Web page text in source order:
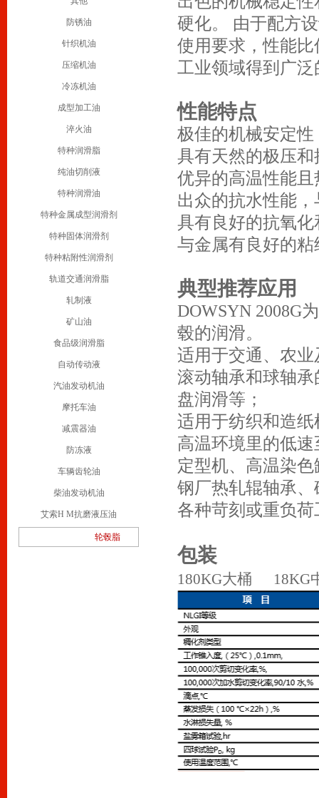
防锈油
针织机油
压缩机油
冷冻机油
成型加工油
淬火油
特种润滑脂
纯油切削液
特种润滑油
特种金属成型润滑剂
特种固体润滑剂
特种粘附性润滑剂
轨道交通润滑脂
轧制液
矿山油
食品级润滑脂
自动传动液
汽油发动机油
摩托车油
减震器油
防冻液
车辆齿轮油
柴油发动机油
艾索H M抗磨液压油
轮毂脂
硬化。 由于配方
使用要求，性能
工业领域得到广
性能特点
极佳的机械安定
具有天然的极压
优异的高温性能
出众的抗水性能
具有良好的抗氧
与金属有良好的
典型推荐应用
DOWSYN 2008G
毂的润滑。
适用于交通、农
滚动轴承和球轴
盘润滑等；
适用于纺织和造
高温环境里的低
定型机、高温染
钢厂热轧辊轴承
各种苛刻或重负
包装
180KG大桶 18KG